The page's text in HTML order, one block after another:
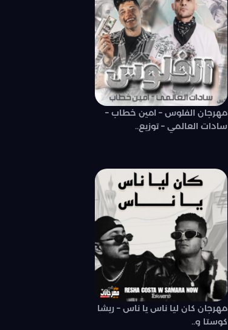
مهرجان الفلوس – امين خطاب –
سادات العالمي – توزيع..
مهرجان كان ليا ناس يا ناس – ريشا
كوستا و..